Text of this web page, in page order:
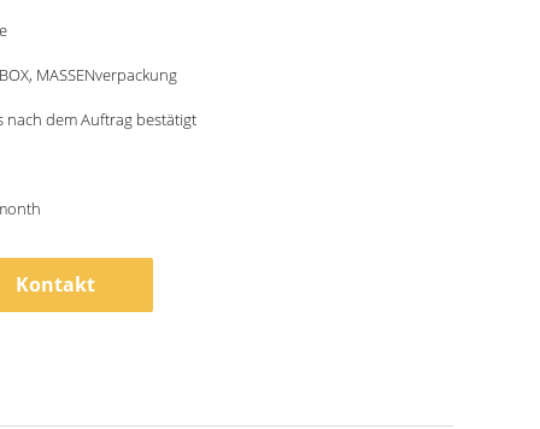
MASSENverpackung
nach dem Auftrag bestätigt
Kontakt